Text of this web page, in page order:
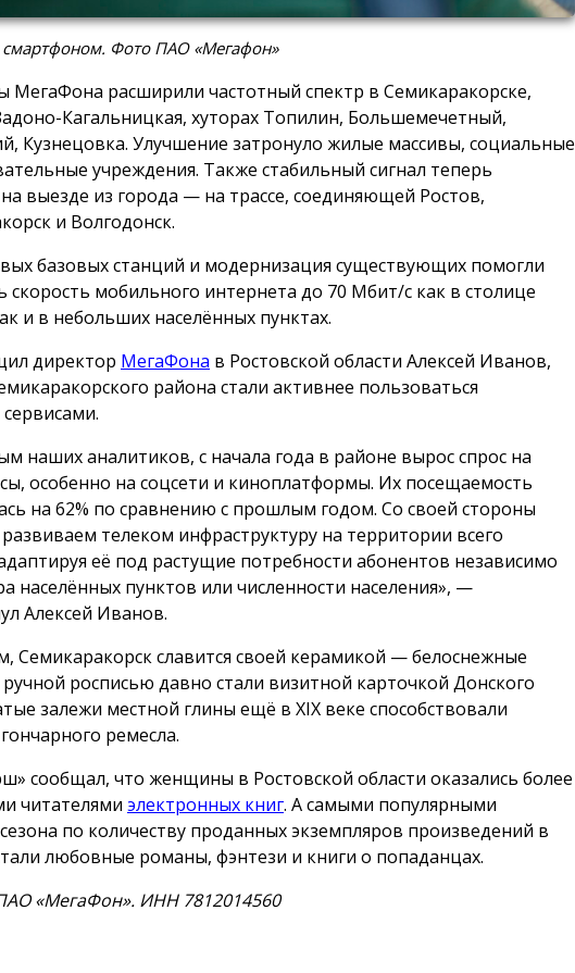
смартфоном. Фото ПАО «Мегафон»
МегаФона расширили частотный спектр в Семикаракорске,
Кагальницкая, хуторах Топилин, Большемечетный,
Кузнецовка. Улучшение затронуло жилые массивы, социальные
учреждения. Также стабильный сигнал теперь
выезде из города — на трассе, соединяющей Ростов,
и Волгодонск.
базовых станций и модернизация существующих помогли
скорость мобильного интернета до 70 Мбит/с как в столице
и в небольших населённых пунктах.
директор МегаФона в Ростовской области Алексей Иванов,
района стали активнее пользоваться
наших аналитиков, с начала года в районе вырос спрос на
особенно на соцсети и киноплатформы. Их посещаемость
на 62% по сравнению с прошлым годом. Со своей стороны
телеком инфраструктуру на территории всего
её под растущие потребности абонентов независимо
населённых пунктов или численности населения», —
Алексей Иванов.
Семикаракорск славится своей керамикой — белоснежные
ручной росписью давно стали визитной карточкой Донского
залежи местной глины ещё в XIX веке способствовали
ремесла.
сообщал, что женщины в Ростовской области оказались более
читателями электронных книг. А самыми популярными
по количеству проданных экземпляров произведений в
любовные романы, фэнтези и книги о попаданцах.
«МегаФон». ИНН 7812014560